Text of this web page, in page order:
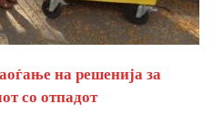
на решенија за
со отпадот